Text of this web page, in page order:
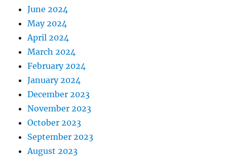
June 2024
May 2024
April 2024
March 2024
February 2024
January 2024
December 2023
November 2023
October 2023
September 2023
August 2023